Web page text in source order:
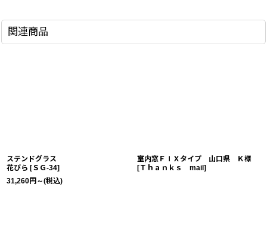
関連商品
ステンドグラス
花びら [ＳＧ-34]
31,260円 ～(税込)
室内窓ＦＩＸタイプ 山口県 Ｋ様
[Ｔｈａｎｋｓ mail ]